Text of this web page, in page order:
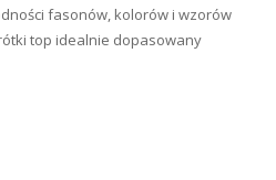
fasonów, kolorów i wzorów
top idealnie dopasowany